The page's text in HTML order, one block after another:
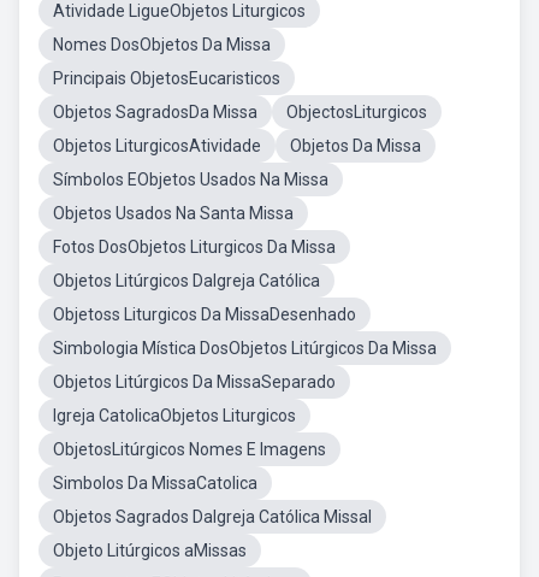
Atividade LigueObjetos Liturgicos
Nomes DosObjetos Da Missa
Principais ObjetosEucaristicos
Objetos SagradosDa Missa
ObjectosLiturgicos
Objetos LiturgicosAtividade
Objetos Da Missa
Símbolos EObjetos Usados Na Missa
Objetos Usados Na Santa Missa
Fotos DosObjetos Liturgicos Da Missa
Objetos Litúrgicos DaIgreja Católica
Objetoss Liturgicos Da MissaDesenhado
Simbologia Mística DosObjetos Litúrgicos Da Missa
Objetos Litúrgicos Da MissaSeparado
Igreja CatolicaObjetos Liturgicos
ObjetosLitúrgicos Nomes E Imagens
Simbolos Da MissaCatolica
Objetos Sagrados DaIgreja Católica Missal
Objeto Litúrgicos aMissas